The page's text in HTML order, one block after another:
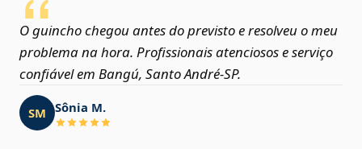
O guincho chegou antes do previsto e resolveu o meu
problema na hora. Profissionais atenciosos e serviço
confiável em Bangú, Santo André‑SP.
SM Sônia M.